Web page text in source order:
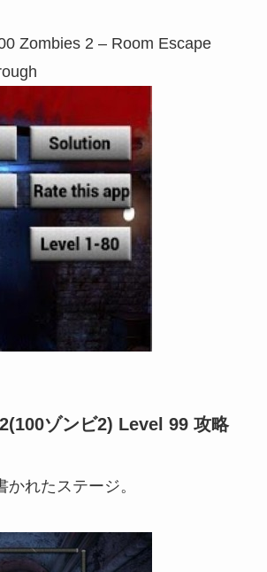
Zombies 2 – Room Escape
ゾンビ2) Level 99 攻略
れたステージ。